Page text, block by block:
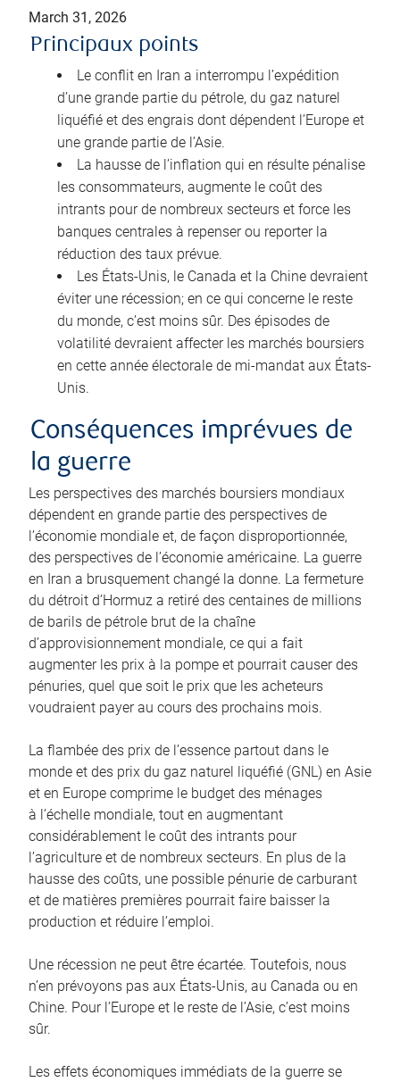
March 31, 2026
Principaux points
Le conflit en Iran a interrompu l’expédition
d’une grande partie du pétrole, du gaz naturel
liquéfié et des engrais dont dépendent l’Europe et
une grande partie de l’Asie.
La hausse de l’inflation qui en résulte pénalise
les consommateurs, augmente le coût des
intrants pour de nombreux secteurs et force les
banques centrales à repenser ou reporter la
réduction des taux prévue.
Les États-Unis, le Canada et la Chine devraient
éviter une récession; en ce qui concerne le reste
du monde, c’est moins sûr. Des épisodes de
volatilité devraient affecter les marchés boursiers
en cette année électorale de mi-mandat aux États-
Unis.
Conséquences imprévues de
la guerre
Les perspectives des marchés boursiers mondiaux
dépendent en grande partie des perspectives de
l’économie mondiale et, de façon disproportionnée,
des perspectives de l’économie américaine. La guerre
en Iran a brusquement changé la donne. La fermeture
du détroit d’Hormuz a retiré des centaines de millions
de barils de pétrole brut de la chaîne
d’approvisionnement mondiale, ce qui a fait
augmenter les prix à la pompe et pourrait causer des
pénuries, quel que soit le prix que les acheteurs
voudraient payer au cours des prochains mois.
La flambée des prix de l’essence partout dans le
monde et des prix du gaz naturel liquéfié (GNL) en Asie
et en Europe comprime le budget des ménages
à l’échelle mondiale, tout en augmentant
considérablement le coût des intrants pour
l’agriculture et de nombreux secteurs. En plus de la
hausse des coûts, une possible pénurie de carburant
et de matières premières pourrait faire baisser la
production et réduire l’emploi.
Une récession ne peut être écartée. Toutefois, nous
n’en prévoyons pas aux États‑Unis, au Canada ou en
Chine. Pour l’Europe et le reste de l’Asie, c’est moins
sûr.
Les effets économiques immédiats de la guerre se